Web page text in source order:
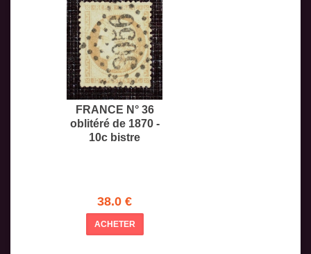
FRANCE N° 36
oblitéré de 1870 -
10c bistre
38.0 €
ACHETER